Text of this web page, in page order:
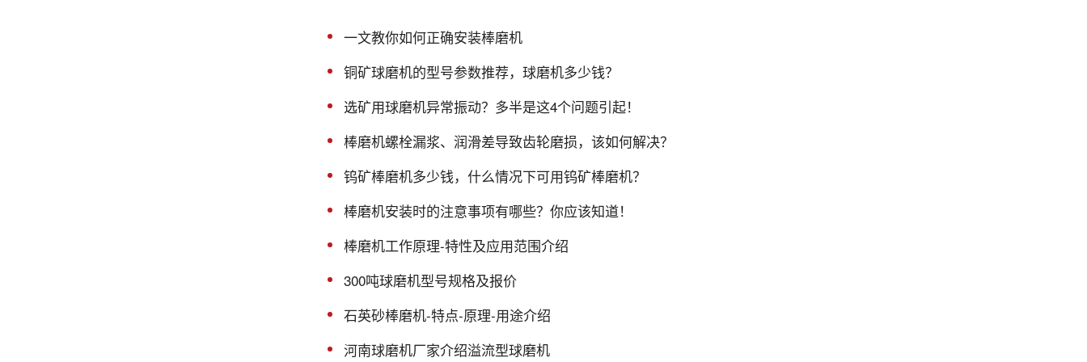
一文教你如何正确安装棒磨机
铜矿球磨机的型号参数推荐，球磨机多少钱？
选矿用球磨机异常振动？多半是这4个问题引起！
棒磨机螺栓漏浆、润滑差导致齿轮磨损，该如何解决？
钨矿棒磨机多少钱，什么情况下可用钨矿棒磨机？
棒磨机安装时的注意事项有哪些？你应该知道！
棒磨机工作原理-特性及应用范围介绍
300吨球磨机型号规格及报价
石英砂棒磨机-特点-原理-用途介绍
河南球磨机厂家介绍溢流型球磨机